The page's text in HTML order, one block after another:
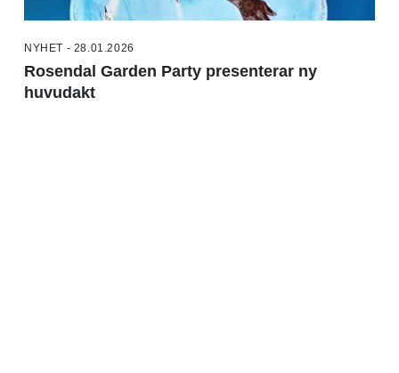
NYHET - 28.01.2026
Rosendal Garden Party presenterar ny
huvudakt